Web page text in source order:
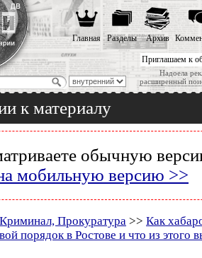
Приглашаем к
Надоела
расширенный
Главная Разделы Архив
к материалу
обычную
мобильную версию >>
Прокуратура >> Как
порядок в Ростове и что из этого